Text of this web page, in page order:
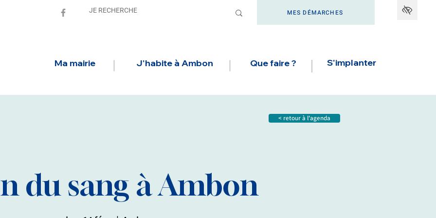
MES DÉMARCHES
Ma mairie J'habite à Ambon Que faire ? S'implanter
< retour à l'agenda
du sang à Ambon